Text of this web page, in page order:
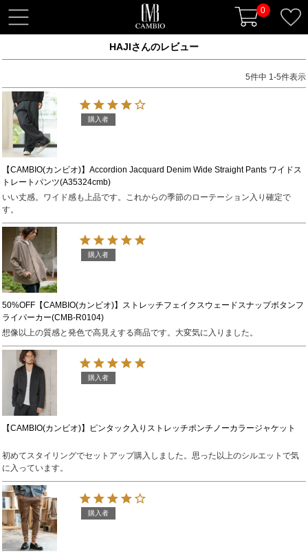
0
t
o
l
e
n
a
v
i
g
a
t
o
n
HAJIさんのレビュー
5件中 1-5件表示
【CAMBIO(カンビオ)】Accordion Jacquard Denim Wide Straight Pants ワイドス
トレートパンツ(A35324cmb)
購入者
いい丈感。ワイド感も上品です。これからの季節のローテーション入り確定で
す。
50%OFF【CAMBIO(カンビオ)】ストレッチフェイクスウェードスナップボタンフ
ライパーカー(CMB-R0104)
購入者
想像以上の質感と発色で高見えする商品です。大変気に入りました。
【CAMBIO(カンビオ)】ピンタック入りストレッチポンチノーカラージャケット
購入者
初めてスタイリングでセットアップ購入しました。思った以上のシルエットで気
に入っています。
購入者